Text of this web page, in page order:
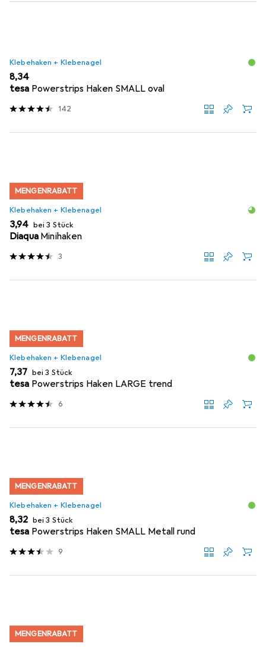
Klebehaken + Klebenagel
EUR
8,34
tesa Powerstrips Haken SMALL oval
142
MENGENRABATT
Klebehaken + Klebenagel
EUR
3,94 bei 3 Stück
Diaqua Minihaken
3
MENGENRABATT
Klebehaken + Klebenagel
EUR
7,37 bei 3 Stück
tesa Powerstrips Haken LARGE trend
6
MENGENRABATT
Klebehaken + Klebenagel
EUR
8,32 bei 3 Stück
tesa Powerstrips Haken SMALL Metall rund
9
MENGENRABATT